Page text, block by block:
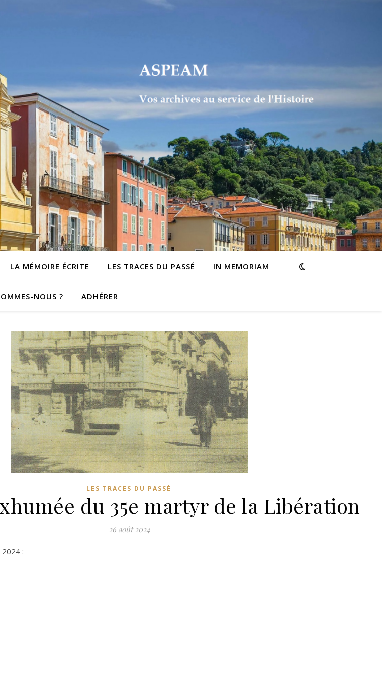
LA MÉMOIRE ÉCRITE LES TRACES DU PASSÉ IN MEMORIAM
NOUS ? ADHÉRER
LES TRACES DU PASSÉ
du 35e martyr de la Libération
26 août 2024
: